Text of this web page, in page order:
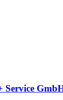
Service